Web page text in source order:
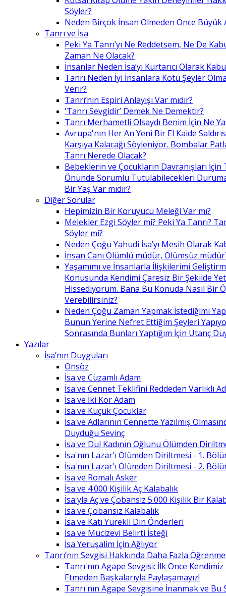
Söyler?
Neden Birçok İnsan Ölmeden Önce Büyük
Tanrı ve İsa
Peki Ya Tanrı’yı Ne Reddetsem, Ne De
Zaman Ne Olacak?
İnsanlar Neden İsa’yı Kurtarıcı Olarak
Tanrı Neden İyi İnsanlara Kötü Şeyler
Verir?
Tanrı’nın Espiri Anlayışı Var mıdır?
'Tanrı Sevgidir’ Demek Ne Demektir?
Tanrı Merhametli Olsaydı Benim İçin Ne
Avrupa'nın Her An Yeni Bir El Kaide
Karşıya Kalacağı Söyleniyor. Bombalar
Tanrı Nerede Olacak?
Bebeklerin ve Çocukların Davranışları İçin
Önünde Sorumlu Tutulabilecekleri
Bir Yaş Var mıdır?
Diğer Sorular
Hepimizin Bir Koruyucu Meleği Var mı?
Melekler Ezgi Söyler mi? Peki Ya Tanrı?
Söyler mi?
Neden Çoğu Yahudi İsa’yı Mesih Olarak
İnsan Canı Ölümlü müdür, Ölümsüz
Yaşamımı ve İnsanlarla İlişkilerimi
Konusunda Kendimi Çaresiz Bir Şekilde
Hissediyorum. Bana Bu Konuda Nasıl Bir
Verebilirsiniz?
Neden Çoğu Zaman Yapmak İstediğimi
Bunun Yerine Nefret Ettiğim Şeyleri
Sonrasında Bunları Yaptığım İçin Utanç
Yazılar
İsa’nın Duyguları
Önsöz
İsa ve Cüzamlı Adam
İsa ve Cennet Teklifini Reddeden Varlıklı
İsa ve İki Kör Adam
İsa ve Küçük Çocuklar
İsa ve Adlarının Cennette Yazılmış
Duyduğu Sevinç
İsa ve Dul Kadının Oğlunu Ölümden
İsa'nın Lazar'ı Ölümden Diriltmesi - 1.
İsa'nın Lazar'ı Ölümden Diriltmesi - 2.
İsa ve Romalı Asker
İsa ve 4.000 Kişilik Aç Kalabalık
İsa'yla Aç ve Çobansız 5.000 Kişilik Bir
İsa ve Çobansız Kalabalık
İsa ve Katı Yürekli Din Önderleri
İsa ve Mucizevi Belirti İsteği
İsa Yeruşalim İçin Ağlıyor
Tanrı’nın Sevgisi Hakkında Daha Fazla
Tanrı'nın Agape Sevgisi: İlk Önce
Etmeden Başkalarıyla Paylaşamayız!
Tanrı'nın Agape Sevgisine İnanmak ve Bu